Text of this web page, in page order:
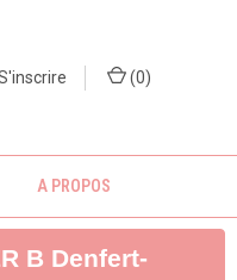
(0)
A PROPOS
B Denfert-